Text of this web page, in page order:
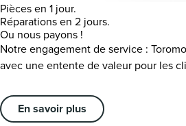
Pièces en 1 jour.
Réparations en 2 jours.
Ou nous payons !
Notre engagement de service :
avec une entente de valeur pour les
En savoir plus